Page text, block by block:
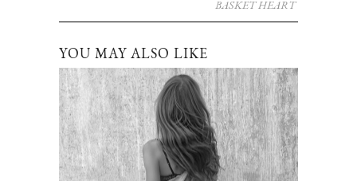
BASKET HEART
YOU MAY ALSO LIKE